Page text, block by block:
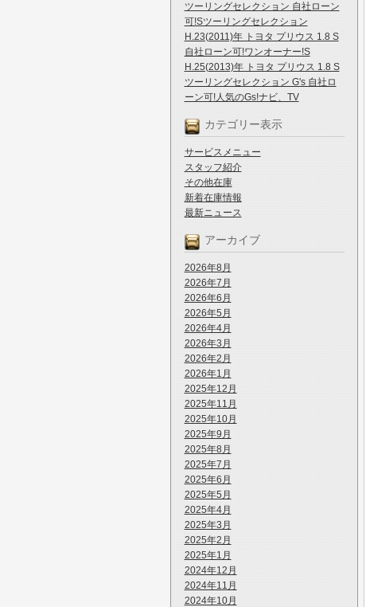
ツーリングセレクション 自社ローン
可!Sツーリングセレクション
H.23(2011)年 トヨタ プリウス 1.8 S
自社ローン可!ワンオーナー!S
H.25(2013)年 トヨタ プリウス 1.8 S
ツーリングセレクション G's 自社ロ
ーン可!人気のGs!ナビ、TV
カテゴリー表示
サービスメニュー
スタッフ紹介
その他在庫
新着在庫情報
最新ニュース
アーカイブ
2026年8月
2026年7月
2026年6月
2026年5月
2026年4月
2026年3月
2026年2月
2026年1月
2025年12月
2025年11月
2025年10月
2025年9月
2025年8月
2025年7月
2025年6月
2025年5月
2025年4月
2025年3月
2025年2月
2025年1月
2024年12月
2024年11月
2024年10月